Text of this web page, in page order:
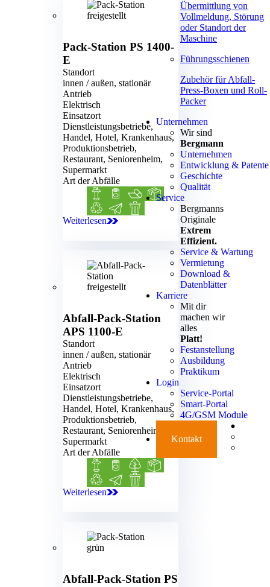
Übermittlung von
Vollmeldung, Störung
oder Standort der
Maschine
Führungsschienen
Zubehör für Abfall-
Press-Boxen und Roll-
Packer
Unternehmen
Wir sind
Bergmann
Unternehmen
Entwicklung & Patente
Geschichte
Qualität
Service
Bergmanns
Originale
Extrem
Effizient.
Service & Wartung
Vermietung
Download &
Datenblätter
Karriere
Mit dir
machen wir
alles
Platt!
Festanstellung
Ausbildung
Praktikum
Login
Service-Portal
Smart-Portal
4G/GSM Module
Kontakt
Social
Pack-Station PS 1400-
E
Standort
innen / außen, stationär
Antrieb
Elektrisch
Einsatzort
Dienstleistungsbetriebe,
Handel, Hotel, Krankenhaus,
Produktionsbetrieb,
Restaurant, Seniorenheim,
Supermarkt
Art der Abfälle
Biomüll
Blechdosen
Folie
Kartonage
Kunststoff
Papier
Restmüll
Weiterlesen
PS 1400-E
Abfall-Pack-Station
APS 1100-E
Standort
innen / außen, stationär
Antrieb
Elektrisch
Einsatzort
Dienstleistungsbetriebe,
Handel, Hotel, Krankenhaus,
Produktionsbetrieb,
Restaurant, Seniorenheim,
Supermarkt
Art der Abfälle
Biomüll
Blechdosen
Grünabfälle
Kartonage
Kunststoff
Papier
Restmüll
Weiterlesen
APS 1100-E
Abfall-Pack-Station PS